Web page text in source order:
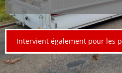
Intervient également pour les